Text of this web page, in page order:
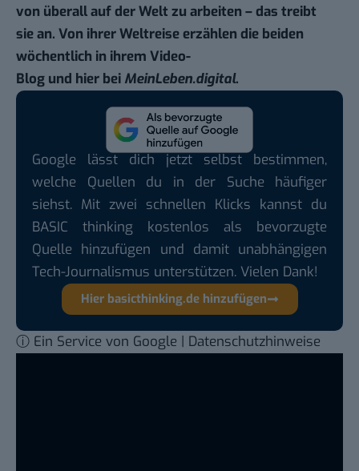
von überall auf der Welt zu arbeiten – das treibt
sie an. Von ihrer Weltreise erzählen die beiden
wöchentlich in ihrem Video-
Blog und hier bei MeinLeben.digital.
Google lässt dich jetzt selbst bestimmen,
welche Quellen du in der Suche häufiger
siehst. Mit zwei schnellen Klicks kannst du
BASIC thinking kostenlos als bevorzugte
Quelle hinzufügen und damit unabhängigen
Tech-Journalismus unterstützen. Vielen Dank!
Hier basicthinking.de hinzufügen
ⓘ Ein Service von Google | Datenschutzhinweise